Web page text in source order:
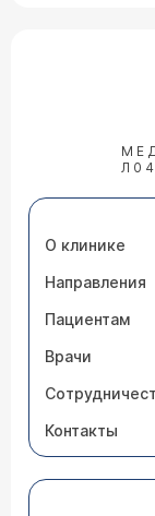
О клинике
Направления
Пациентам
Врачи
Контакты